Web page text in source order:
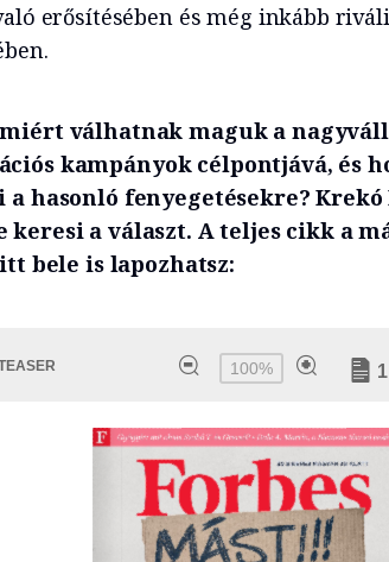
erősítésében és még inkább
miért válhatnak maguk a
kampányok célpontjává, és
hasonló fenyegetésekre?
keresi a választ. A teljes cikk a
bele is lapozhatsz: